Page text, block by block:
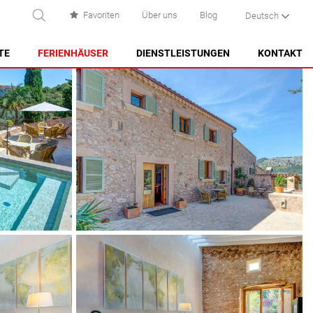
Favoriten Über uns Blog Deutsch
FERIENHÄUSER
ES CASTELL
ES GRAU
MAHÓN
NA MACARET
PUNTA PRIMA - SON GANXO
SANT LLUÍS
SANTO TOMAS
SON BOU
DIENSTLEISTUNGEN KONTAKT